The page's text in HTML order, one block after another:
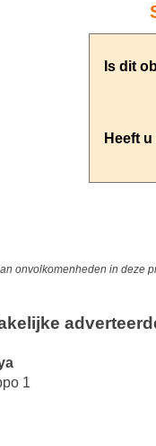
onvolkomenheden in deze
1